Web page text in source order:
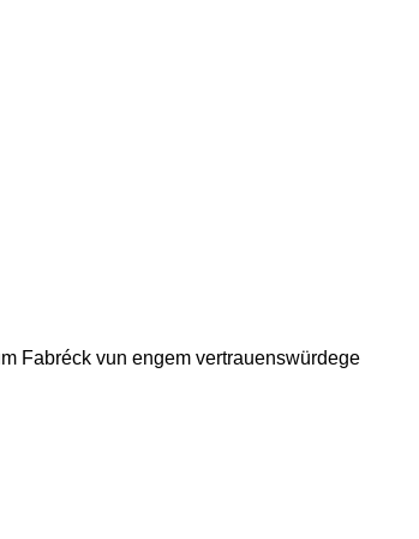
Fabréck vun engem vertrauenswürdege